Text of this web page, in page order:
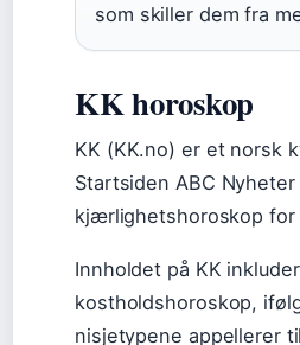
som skiller dem fra
KK horoskop
KK (KK.no) er et norsk
Startsiden ABC
kjærlighetshoroskop for
Innholdet på KK
kostholdshoroskop,
nisjetypene appellerer